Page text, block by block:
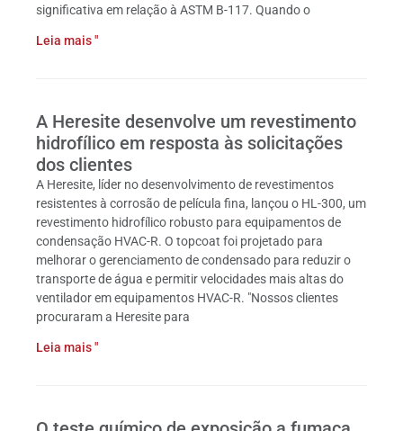
significativa em relação à ASTM B-117. Quando o
Leia mais "
A Heresite desenvolve um revestimento
hidrofílico em resposta às solicitações
dos clientes
A Heresite, líder no desenvolvimento de revestimentos
resistentes à corrosão de película fina, lançou o HL-300, um
revestimento hidrofílico robusto para equipamentos de
condensação HVAC-R. O topcoat foi projetado para
melhorar o gerenciamento de condensado para reduzir o
transporte de água e permitir velocidades mais altas do
ventilador em equipamentos HVAC-R. "Nossos clientes
procuraram a Heresite para
Leia mais "